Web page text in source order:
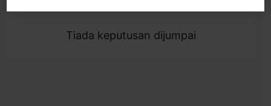
Tiada keputusan dijumpai